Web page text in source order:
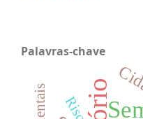
Palavras-chave